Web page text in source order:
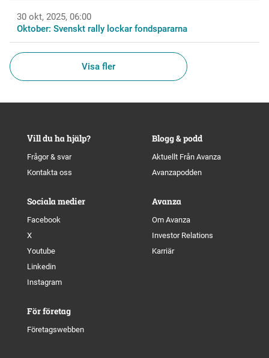
30 okt, 2025, 06:00
Oktober: Svenskt rally lockar fondspararna
Visa fler
Vill du ha hjälp?
Frågor & svar
Kontakta oss
Blogg & podd
Aktuellt Från Avanza
Avanzapodden
Sociala medier
Facebook
X
Youtube
Linkedin
Instagram
Avanza
Om Avanza
Investor Relations
Karriär
För företag
Företagswebben